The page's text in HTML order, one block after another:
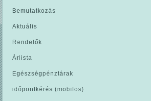
Bemutatkozás
Aktuális
Rendelők
Árlista
Egészségpénztárak
időpontkérés (mobilos)